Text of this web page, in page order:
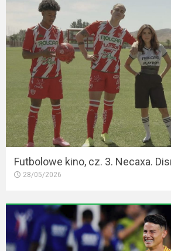
Futbolowe kino, cz. 3. Necaxa.
28/05/2026